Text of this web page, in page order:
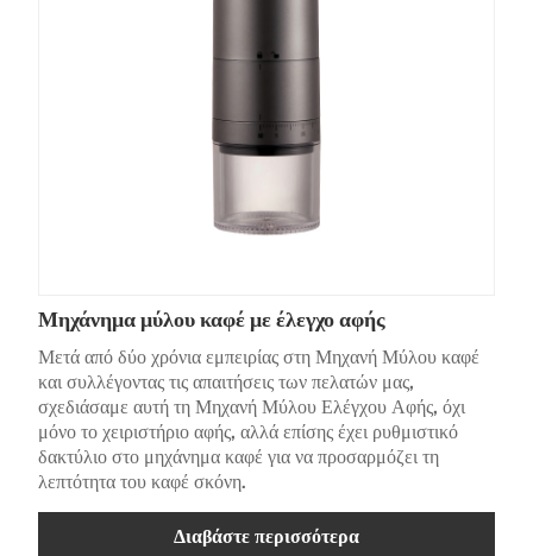
Μηχάνημα μύλου καφέ με έλεγχο αφής
Μετά από δύο χρόνια εμπειρίας στη Μηχανή Μύλου καφέ
και συλλέγοντας τις απαιτήσεις των πελατών μας,
σχεδιάσαμε αυτή τη Μηχανή Μύλου Ελέγχου Αφής, όχι
μόνο το χειριστήριο αφής, αλλά επίσης έχει ρυθμιστικό
δακτύλιο στο μηχάνημα καφέ για να προσαρμόζει τη
λεπτότητα του καφέ σκόνη.
Διαβάστε περισσότερα